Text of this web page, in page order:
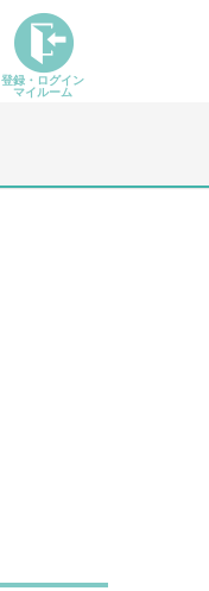
登録・ログイン
マイルーム